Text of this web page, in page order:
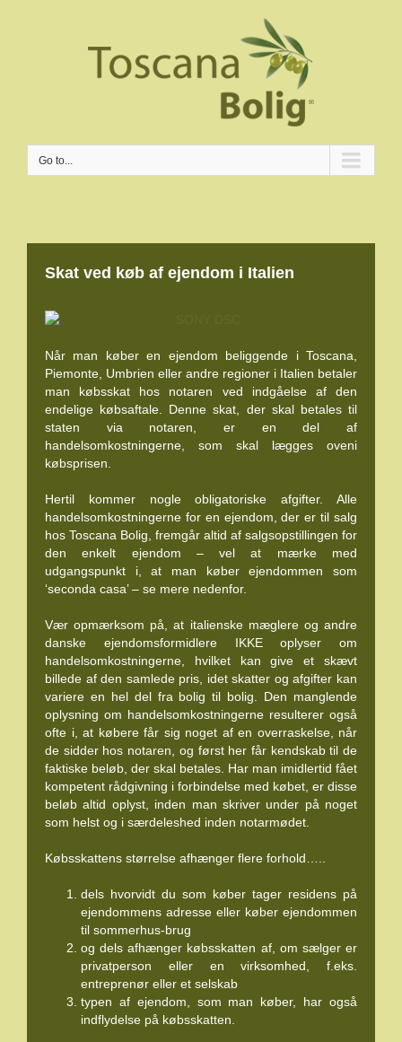
Go to...
Skat ved køb af ejendom i Italien
Når man køber en ejendom beliggende i Toscana,
Piemonte, Umbrien eller andre regioner i Italien betaler
man købsskat hos notaren ved indgåelse af den
endelige købsaftale. Denne skat, der skal betales til
staten via notaren, er en del af
handelsomkostningerne, som skal lægges oveni
købsprisen.
Hertil kommer nogle obligatoriske afgifter. Alle
handelsomkostningerne for en ejendom, der er til salg
hos Toscana Bolig, fremgår altid af salgsopstillingen for
den enkelt ejendom – vel at mærke med
udgangspunkt i, at man køber ejendommen som
‘seconda casa’ – se mere nedenfor.
Vær opmærksom på, at italienske mæglere og andre
danske ejendomsformidlere IKKE oplyser om
handelsomkostningerne, hvilket kan give et skævt
billede af den samlede pris, idet skatter og afgifter kan
variere en hel del fra bolig til bolig. Den manglende
oplysning om handelsomkostningerne resulterer også
ofte i, at købere får sig noget af en overraskelse, når
de sidder hos notaren, og først her får kendskab til de
faktiske beløb, der skal betales. Har man imidlertid fået
kompetent rådgivning i forbindelse med købet, er disse
beløb altid oplyst, inden man skriver under på noget
som helst og i særdeleshed inden notarmødet.
Købsskattens størrelse afhænger flere forhold…..
dels hvorvidt du som køber tager residens på
ejendommens adresse eller køber ejendommen
til sommerhus-brug
og dels afhænger købsskatten af, om sælger er
privatperson eller en virksomhed, f.eks.
entreprenør eller et selskab
typen af ejendom, som man køber, har også
indflydelse på købsskatten.